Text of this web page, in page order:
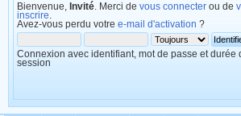
Bienvenue, Invité . Merci de vous connecter ou de
inscrire
Avez-vous perdu votre e-mail d'activation ?
Connexion avec identifiant, mot de passe et durée
session